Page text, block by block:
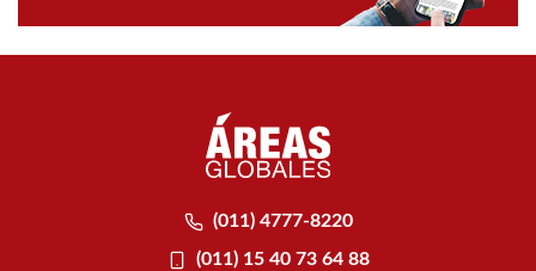
(011) 4777-8220
(011) 15 40 73 64 88